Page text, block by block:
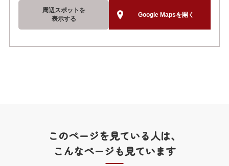
周辺スポットを
表示する
Google Mapsを開く
このページを見ている人は、
こんなページも見ています